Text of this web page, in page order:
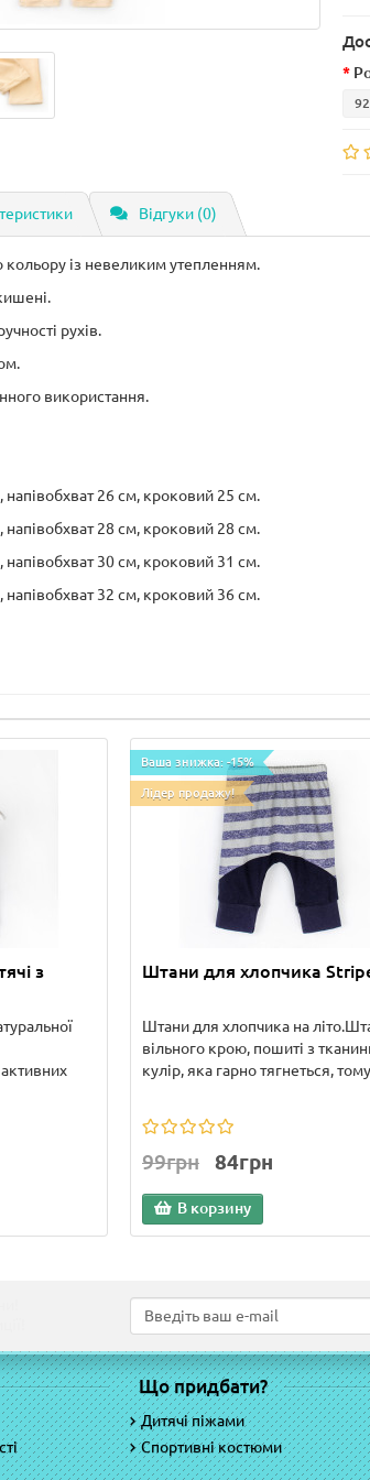
Відгуки (0)
із невеликим утепленням.
рухів.
використання.
26 см, кроковий 25 см.
28 см, кроковий 28 см.
30 см, кроковий 31 см.
32 см, кроковий 36 см.
з
Ваша знижка: -15%
Лідер продажу!
Штани для хлопчика
Штани для хлопчика на
вільного крою, пошиті з
кулір, яка гарно тягнеться,
99грн 84грн
В корзину
Що придбати?
Дитячі піжами
Спортивні костюми